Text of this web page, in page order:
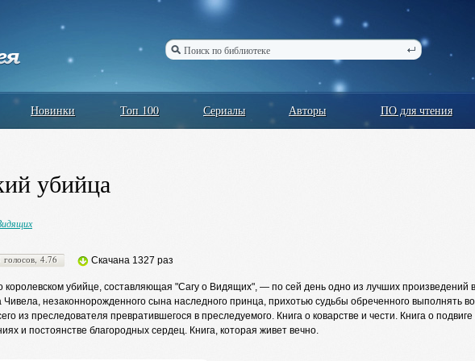
Новинки Топ 100 Сериалы Авторы ПО для чтения
убийца
голосов, 4.76 Скачана 1327 раз
королевском убийце, составляющая "Сагу о Видящих", — по сей день одно из лучших произведений
незаконнорожденного сына наследного принца, прихотью судьбы обреченного выполнять
из преследователя превратившегося в преследуемого. Книга о коварстве и чести. Книга о
и постоянстве благородных сердец. Книга, которая живет вечно.